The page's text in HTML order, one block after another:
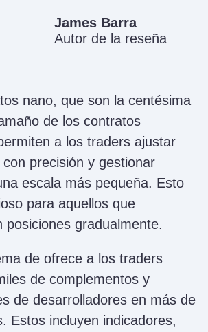
James Barra
Autor de la reseña
nano, que son la centésima
de los contratos
a los traders ajustar
con precisión y gestionar
escala más pequeña. Esto
para aquellos que
posiciones gradualmente.
de ofrece a los traders
de complementos y
de desarrolladores en más de
Estos incluyen indicadores,